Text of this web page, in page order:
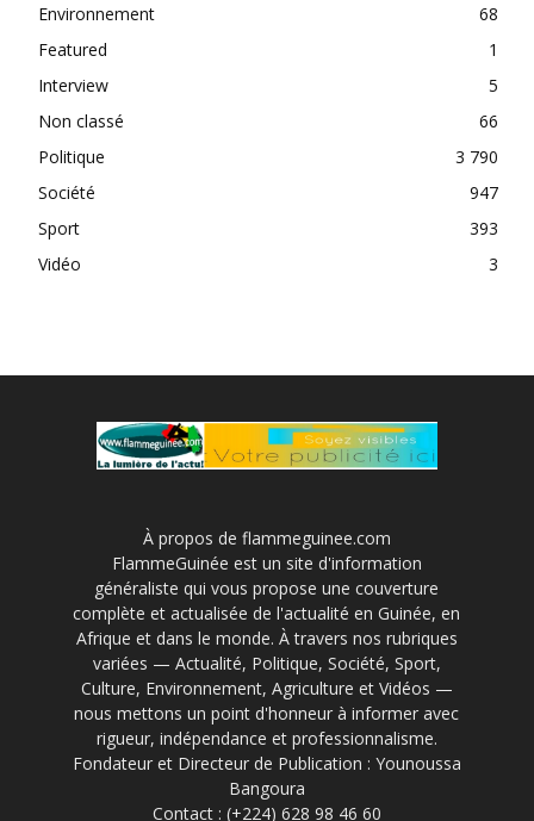
Environnement
68
Featured
1
Interview
5
Non classé
66
Politique
3 790
Société
947
Sport
393
Vidéo
3
À propos de flammeguinee.com
FlammeGuinée est un site d'information
généraliste qui vous propose une couverture
complète et actualisée de l'actualité en Guinée, en
Afrique et dans le monde. À travers nos rubriques
variées — Actualité, Politique, Société, Sport,
Culture, Environnement, Agriculture et Vidéos —
nous mettons un point d'honneur à informer avec
rigueur, indépendance et professionnalisme.
Fondateur et Directeur de Publication : Younoussa
Bangoura
Contact : (+224) 628 98 46 60